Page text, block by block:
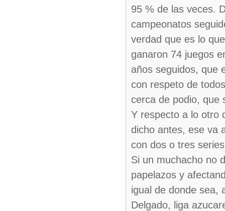
95 % de las veces.
campeonatos
verdad que es lo
ganaron 74 juegos
años seguidos, que
con respeto de
cerca de podio, que
Y respecto a lo otro
dicho antes, ese va
con dos o tres
Si un muchacho no
papelazos y
igual de donde sea,
Delgado, liga